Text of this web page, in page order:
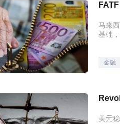
马来
基础
金融
美元